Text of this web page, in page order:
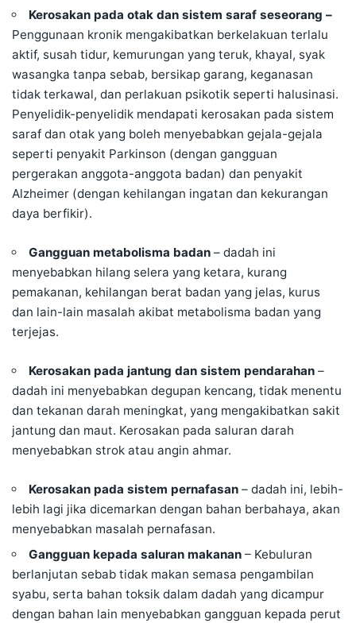
Kerosakan pada otak dan sistem saraf seseorang –
Penggunaan kronik mengakibatkan berkelakuan terlalu
aktif, susah tidur, kemurungan yang teruk, khayal, syak
wasangka tanpa sebab, bersikap garang, keganasan
tidak terkawal, dan perlakuan psikotik seperti halusinasi.
Penyelidik-penyelidik mendapati kerosakan pada sistem
saraf dan otak yang boleh menyebabkan gejala-gejala
seperti penyakit Parkinson (dengan gangguan
pergerakan anggota-anggota badan) dan penyakit
Alzheimer (dengan kehilangan ingatan dan kekurangan
daya berfikir).
Gangguan metabolisma badan – dadah ini
menyebabkan hilang selera yang ketara, kurang
pemakanan, kehilangan berat badan yang jelas, kurus
dan lain-lain masalah akibat metabolisma badan yang
terjejas.
Kerosakan pada jantung dan sistem pendarahan –
dadah ini menyebabkan degupan kencang, tidak menentu
dan tekanan darah meningkat, yang mengakibatkan sakit
jantung dan maut. Kerosakan pada saluran darah
menyebabkan strok atau angin ahmar.
Kerosakan pada sistem pernafasan – dadah ini, lebih-
lebih lagi jika dicemarkan dengan bahan berbahaya, akan
menyebabkan masalah pernafasan.
Gangguan kepada saluran makanan – Kebuluran
berlanjutan sebab tidak makan semasa pengambilan
syabu, serta bahan toksik dalam dadah yang dicampur
dengan bahan lain menyebabkan gangguan kepada perut